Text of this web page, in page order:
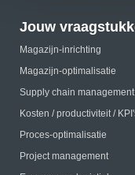
Jouw
Magazijn-inrichting
Magazijn-optimalisatie
Supply chain management
Kosten / productiviteit /
Proces-optimalisatie
Project management